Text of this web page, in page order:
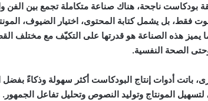
بودكاست ناجحة، هناك صناعة متكاملة تجمع بين الفن
فقط، بل يشمل كتابة المحتوى، اختيار الضيوف،
يميز هذه الصناعة هو قدرتها على التكيّف مع مختلف
الصحة النفسية.
باتت أدوات إنتاج البودكاست أكثر سهولة وذكاءً بفضل
لتسهيل المونتاج وتوليد النصوص وتحليل تفاعل